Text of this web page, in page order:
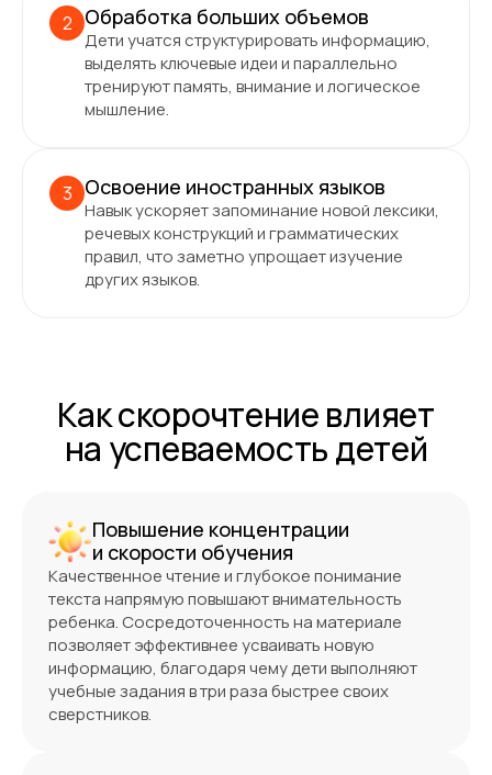
2 Обработка больших объемов
Дети учатся структурировать информацию,
выделять ключевые идеи и параллельно
тренируют память, внимание и логическое
мышление.
3 Освоение иностранных языков
Навык ускоряет запоминание новой лексики,
речевых конструкций и грамматических
правил, что заметно упрощает изучение
других языков.
Как скорочтение влияет
на успеваемость детей
Повышение концентрации
и скорости обучения
Качественное чтение и глубокое понимание
текста напрямую повышают внимательность
ребенка. Сосредоточенность на материале
позволяет эффективнее усваивать новую
информацию, благодаря чему дети выполняют
учебные задания в три раза быстрее своих
сверстников.